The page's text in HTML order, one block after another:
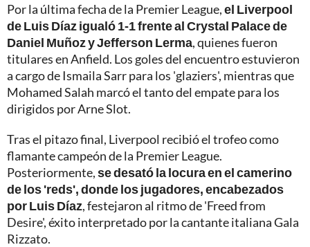
Por la última fecha de la Premier League,el Liverpool
de Luis Díaz igualó 1-1 frente al Crystal Palace de
Daniel Muñoz y Jefferson Lerma, quienes fueron
titulares en Anfield. Los goles del encuentro estuvieron
a cargo de Ismaila Sarr para los 'glaziers', mientras que
Mohamed Salah marcó el tanto del empate para los
dirigidos por Arne Slot.
Tras el pitazo final, Liverpool recibió el trofeo como
flamante campeón de la Premier League.
Posteriormente,se desató la locura en el camerino
de los 'reds', donde los jugadores, encabezados
por Luis Díaz, festejaron al ritmo de 'Freed from
Desire', éxito interpretado por la cantante italiana Gala
Rizzato.